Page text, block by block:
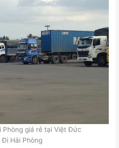
Phòng giá rẻ tại Việt Đức
Đi Hải Phòng